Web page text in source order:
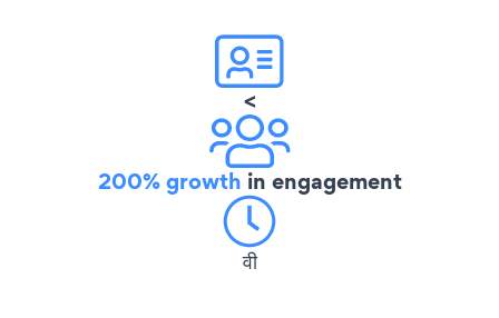
<
200% growth in engagement
वी